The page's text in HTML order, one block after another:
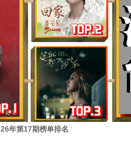
6年第17期榜单排名